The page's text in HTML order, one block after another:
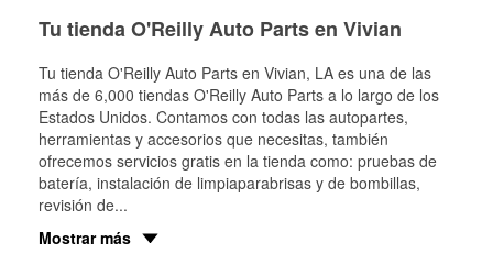
Tu tienda O'Reilly Auto Parts en Vivian
Tu tienda O'Reilly Auto Parts en Vivian, LA es una de las
más de 6,000 tiendas O'Reilly Auto Parts a lo largo de los
Estados Unidos. Contamos con todas las autopartes,
herramientas y accesorios que necesitas, también
ofrecemos servicios gratis en la tienda como: pruebas de
batería, instalación de limpiaparabrisas y de bombillas,
revisión de...
Mostrar más